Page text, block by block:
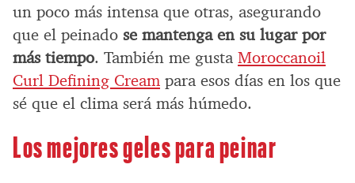
un poco más intensa que otras, asegurando
que el peinado se mantenga en su lugar por
más tiempo. También me gusta Moroccanoil
Curl Defining Cream para esos días en los que
sé que el clima será más húmedo.
Los mejores geles para peinar